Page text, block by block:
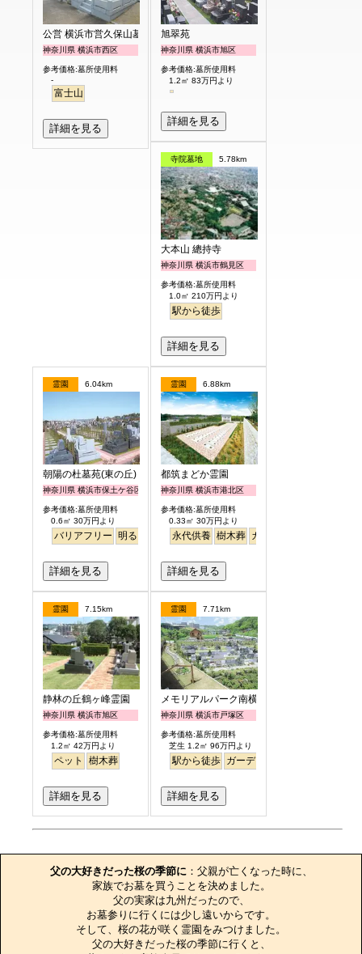
公営 横浜市営久保山墓地
神奈川県 横浜市西区
参考価格:墓所使用料
-
富士山
詳細を見る
旭翠苑
神奈川県 横浜市旭区
参考価格:墓所使用料
1.2㎡ 83万円より
詳細を見る
寺院墓地 5.78km
大本山 總持寺
神奈川県 横浜市鶴見区
参考価格:墓所使用料
1.0㎡ 210万円より
駅から徒歩
詳細を見る
霊園 6.04km
朝陽の杜墓苑(東の丘)
神奈川県 横浜市保土ケ谷区
参考価格:墓所使用料
0.6㎡ 30万円より
バリアフリー 明るい
詳細を見る
霊園 6.88km
都筑まどか霊園
神奈川県 横浜市港北区
参考価格:墓所使用料
0.33㎡ 30万円より
永代供養 樹木葬 ガーデニング
詳細を見る
霊園 7.15km
静林の丘鶴ヶ峰霊園
神奈川県 横浜市旭区
参考価格:墓所使用料
1.2㎡ 42万円より
ペット 樹木葬
詳細を見る
霊園 7.71km
メモリアルパーク南横浜
神奈川県 横浜市戸塚区
参考価格:墓所使用料
芝生 1.2㎡ 96万円より
駅から徒歩 ガーデニング
詳細を見る
父の大好きだった桜の季節に ：父親が亡くなった時に、
家族でお墓を買うことを決めました。
父の実家は九州だったので、
お墓参りに行くには少し遠いからです。
そして、桜の花が咲く霊園をみつけました。
父の大好きだった桜の季節に行くと、